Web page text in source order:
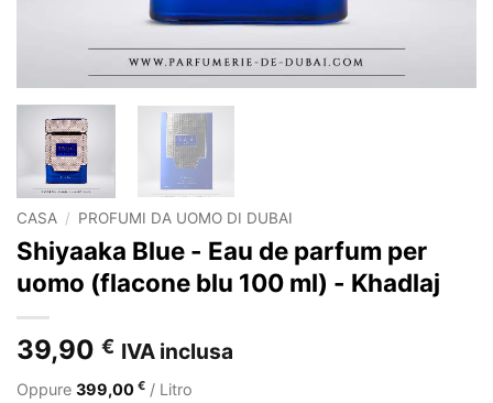
CASA / PROFUMI DA UOMO DI DUBAI
Shiyaaka Blue - Eau de parfum per
uomo (flacone blu 100 ml) - Khadlaj
39,90 € IVA inclusa
Oppure 399,00 € / Litro